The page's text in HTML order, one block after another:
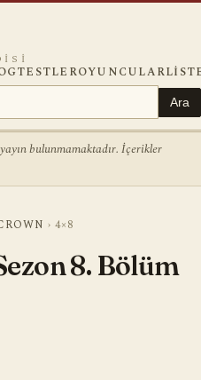
TESTLEROYUNCULAR
Ara
bulunmamaktadır. İçerikler
›4×8
8. Bölüm